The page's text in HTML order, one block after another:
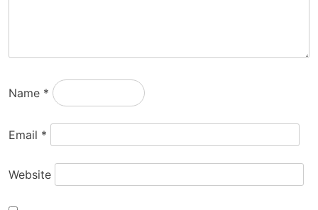
Name *
Email *
Website